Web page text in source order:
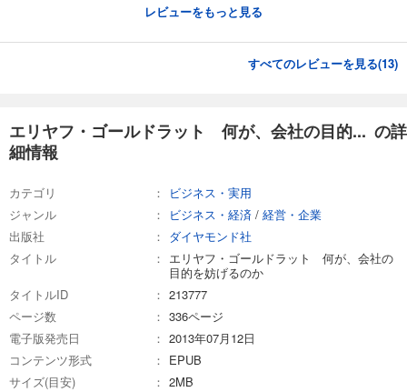
レビューをもっと見る
すべてのレビューを見る(13)
エリヤフ・ゴールドラット 何が、会社の目的... の詳
細情報
カテゴリ
ビジネス・実用
ジャンル
ビジネス・経済 / 経営・企業
出版社
ダイヤモンド社
タイトル
エリヤフ・ゴールドラット 何が、会社の
目的を妨げるのか
タイトルID
213777
ページ数
336ページ
電子版発売日
2013年07月12日
コンテンツ形式
EPUB
サイズ(目安)
2MB